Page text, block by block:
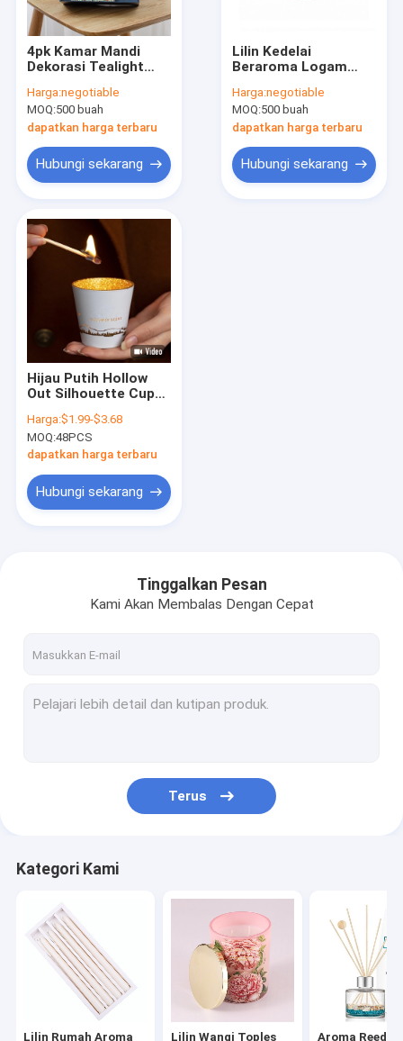
Tentang kita
Lilin Rumah Aroma
Lilin Wangi Toples Kaca
Aroma Reed Diffuser
4pk Kamar Mandi
Dekorasi Tealight
Hadiah Aroma Rumah
Harga:negotiable
MOQ:500 buah
dapatkan harga terbaru
Hubungi sekarang
Lilin Kedelai
Beraroma Logam
Lilin Untuk Votive
Tealight 3oz
Harga:negotiable
MOQ:500 buah
dapatkan harga terbaru
Hubungi sekarang
Hijau Putih Hollow
Out Silhouette Cup
Lilin Beraroma
Harga:$1.99-$3.68
MOQ:48PCS
dapatkan harga terbaru
Hubungi sekarang
Tinggalkan Pesan
Kami Akan Membalas Dengan Cepat
Terus
Kategori Kami
Lilin Rumah Aroma Lilin Wangi Toples Aroma Reed